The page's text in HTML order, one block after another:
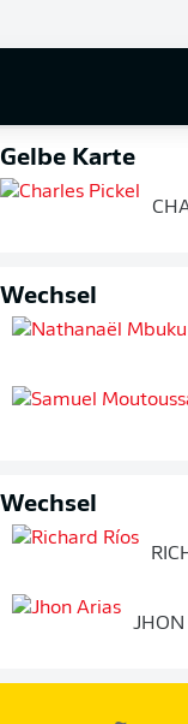
Gelbe Karte
Wechsel
Wechsel
JHON